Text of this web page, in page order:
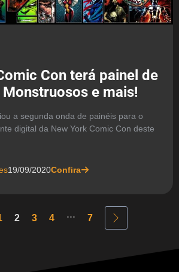
Con terá painel de
e mais!
a segunda onda de painéis para o
digital da New York Comic Con deste
19/09/2020Confira
2 3 4 ... 7